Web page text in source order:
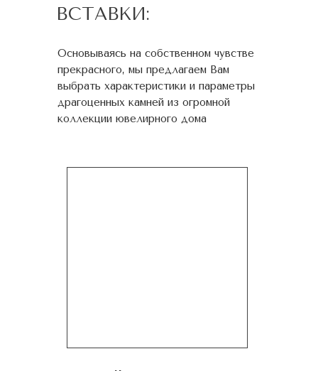
ВСТАВКИ:
Основываясь на собственном чувстве
прекрасного, мы предлагаем Вам
выбрать характеристики и параметры
драгоценных камней из огромной
коллекции ювелирного дома